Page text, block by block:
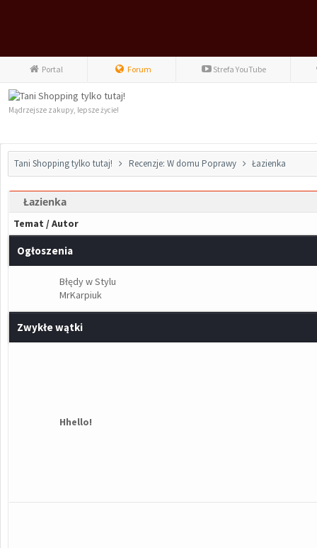
Portal Forum Strefa YouTube
Mądrzejsze zakupy, lepsze życie!
Tani Shopping tylko tutaj! Recenzje: W domu Poprawy Łazienka
Łazienka
Temat /Autor
Ogłoszenia
Błędy w Stylu
MrKarpiuk
Zwykłe wątki
Hhello!